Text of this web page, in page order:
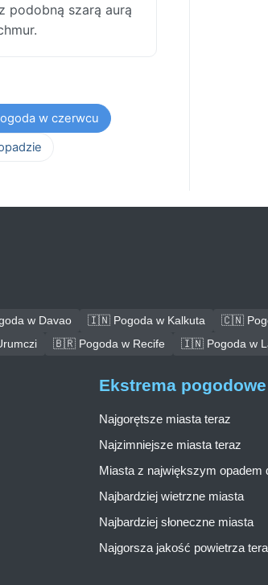
podobną szarą aurą
w czerwcu
w Davao 🇮🇳 Pogoda w Kalkuta
🇨🇳
🇧🇷 Pogoda w Recife 🇮🇳 Pogoda w
Ekstrema pogodowe
Najgorętsze miasta teraz
Najzimniejsze miasta teraz
Miasta z największym opadem
Najbardziej wietrzne miasta
Najbardziej słoneczne miasta
Najgorsza jakość powietrza